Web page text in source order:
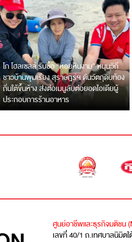
โก โฮลเซลล์ รับซื้อ “หอยหินงาม” หนุนวิถี
ชาวบ้านพุมเรียง สุราษฎร์ฯ ดันวัตถุดิบท้อง
ถิ่นใต้ขึ้นห้าง ส่งต่อเมนูลับต่อยอดไอเดียผู้
ประกอบการร้านอาหาร
ศูนย์อาชีพและธุรกิจมติชน
เลขที่ 40/1 ถ.เทศบาลนิมิต